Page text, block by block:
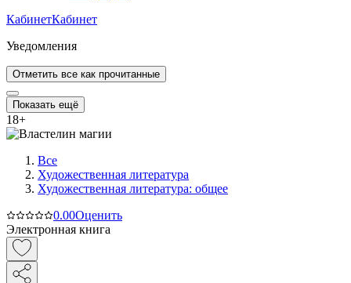
КабинетКабинет
Уведомления
Отметить все как прочитанные
Показать ещё
18+
Все
Художественная литература
Художественная литература: общее
0.00Оценить
Электронная книга